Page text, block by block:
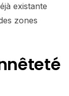
existante
zones